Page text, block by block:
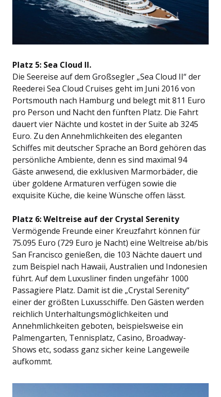
Platz 5: Sea Cloud II.
Die Seereise auf dem Großsegler „Sea Cloud II“ der
Reederei Sea Cloud Cruises geht im Juni 2016 von
Portsmouth nach Hamburg und belegt mit 811 Euro
pro Person und Nacht den fünften Platz. Die Fahrt
dauert vier Nächte und kostet in der Suite ab 3245
Euro. Zu den Annehmlichkeiten des eleganten
Schiffes mit deutscher Sprache an Bord gehören das
persönliche Ambiente, denn es sind maximal 94
Gäste anwesend, die exklusiven Marmorbäder, die
über goldene Armaturen verfügen sowie die
exquisite Küche, die keine Wünsche offen lässt.
Platz 6: Weltreise auf der Crystal Serenity
Vermögende Freunde einer Kreuzfahrt können für
75.095 Euro (729 Euro je Nacht) eine Weltreise ab/bis
San Francisco genießen, die 103 Nächte dauert und
zum Beispiel nach Hawaii, Australien und Indonesien
führt. Auf dem Luxusliner finden ungefähr 1000
Passagiere Platz. Damit ist die „Crystal Serenity“
einer der größten Luxusschiffe. Den Gästen werden
reichlich Unterhaltungsmöglichkeiten und
Annehmlichkeiten geboten, beispielsweise ein
Palmengarten, Tennisplatz, Casino, Broadway-
Shows etc, sodass ganz sicher keine Langeweile
aufkommt.